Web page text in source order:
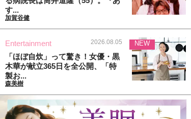
す...
加賀谷健
Entertainment 2026.08.05
「ほぼ自炊」って驚き！女優・黒
木華が献立365日を全公開、「特
製お...
森美樹
NEW